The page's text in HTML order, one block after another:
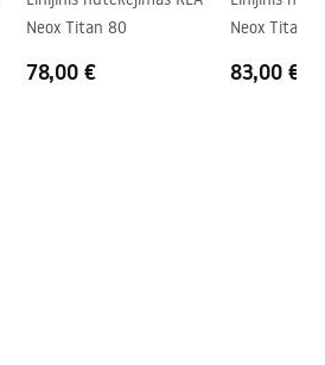
mėn
Neox Titan 80
78,00 € 83,00 €